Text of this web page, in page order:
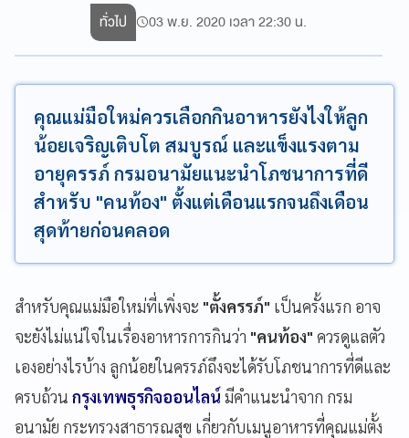
ทั่วไป 03 พ.ย. 2020 เวลา 22:30 น.
คุณแม่มือใหม่ควรเลือกกินอาหารยังไงให้ลูก
น้อยเจริญเติบโต สมบูรณ์ และแข็งแรงตาม
อายุครรภ์ กรมอนามัยแนะนำโภชนาการที่ดี
สำหรับ "คนท้อง" ตั้งแต่เดือนแรกจนถึงเดือน
สุดท้ายก่อนคลอด
สำหรับคุณแม่มือใหม่ที่เพิ่งจะ "ตั้งครรภ์" เป็นครั้งแรก อาจ
จะยังไม่แน่ใจในเรื่องอาหารการกินว่า "คนท้อง" ควรดูแลตัว
เองอย่างไรบ้าง ลูกน้อยในครรภ์ถึงจะได้รับโภชนาการที่ดีและ
ครบถ้วน กรุงเทพธุรกิจออนไลน์ มีคำแนะนำจาก กรม
อนามัย กระทรวงสาธารณสุข เกี่ยวกับเมนูอาหารที่คุณแม่ตั้ง